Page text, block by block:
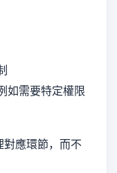
如需要特定權限
對應環節，而不